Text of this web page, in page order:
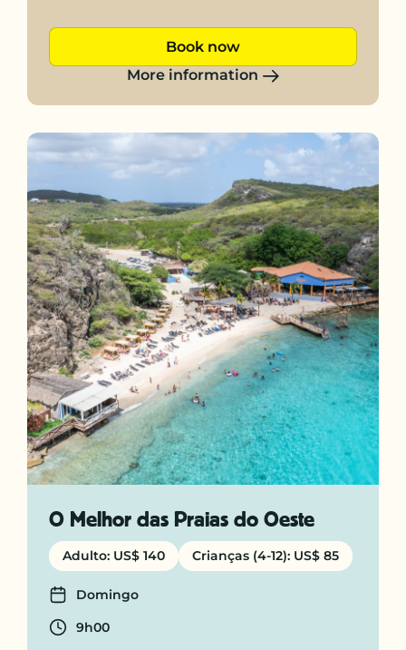
Book now
More information
O Melhor das Praias do Oeste
Adulto: US$ 140 Crianças (4-12): US$ 85
Days
Domingo
Departure time
9h00